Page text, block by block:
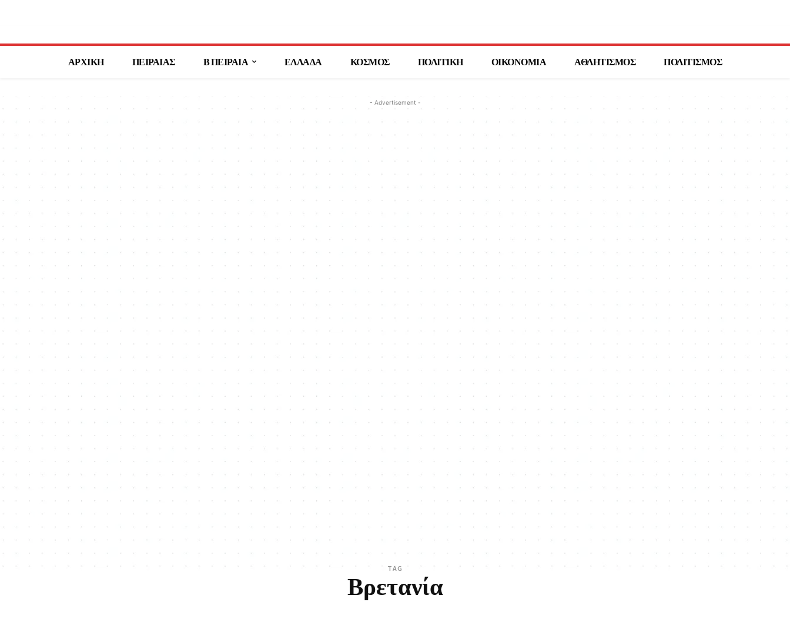
ΑΡΧΙΚΗ ΠΕΙΡΑΙΑΣ Β ΠΕΙΡΑΙΑ ΕΛΛΑΔΑ ΚΟΣΜΟΣ ΠΟΛΙΤΙΚΗ ΟΙΚΟΝΟΜΙΑ ΑΘΛΗΤΙΣΜΟΣ ΠΟΛΙΤΙΣΜΟΣ
- Advertisement -
TAG
Βρετανία